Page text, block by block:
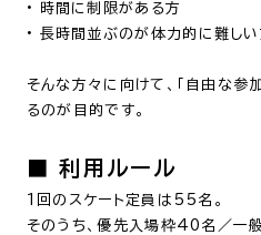
•
時間に制限がある方
•
長時間並ぶのが体力的に難しい
そんな方々に向けて、「自由な参
るのが目的です。
■ 利用ルール
1回のスケート定員は55名。
そのうち、優先入場枠40名／一